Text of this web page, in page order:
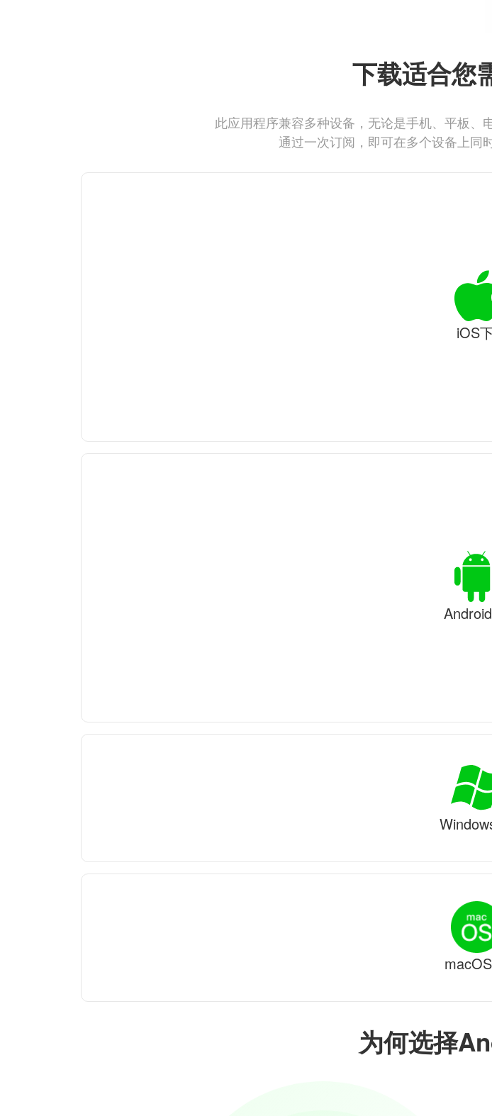
为何选择
下载适合您
此应用程序兼容多种设备，无论是手机、平板、
通过一次订阅，即可在多个设备上同
iOS